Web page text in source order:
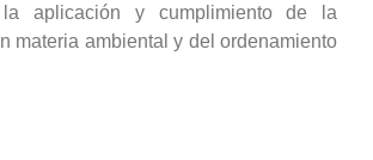
aplicación y cumplimiento de la
materia ambiental y del ordenamiento